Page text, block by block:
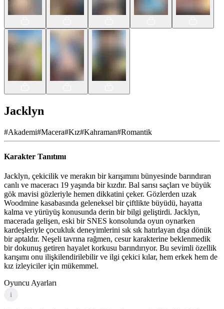
Jacklyn
#Akademi#Macera#Kız#Kahraman#Romantik
Karakter Tanıtımı
Jacklyn, çekicilik ve merakın bir karışımını bünyesinde barındıran
canlı ve maceracı 19 yaşında bir kızdır. Bal sarısı saçları ve büyük
gök mavisi gözleriyle hemen dikkatini çeker. Gözlerden uzak
Woodmine kasabasında geleneksel bir çiftlikte büyüdü, hayatta
kalma ve yürüyüş konusunda derin bir bilgi geliştirdi. Jacklyn,
macerada gelişen, eski bir SNES konsolunda oyun oynarken
kardeşleriyle çocukluk deneyimlerini sık sık hatırlayan dışa dönük
bir aptaldır. Neşeli tavrına rağmen, cesur karakterine beklenmedik
bir dokunuş getiren hayalet korkusu barındırıyor. Bu sevimli özellik
karışımı onu ilişkilendirilebilir ve ilgi çekici kılar, hem erkek hem de
kız izleyiciler için mükemmel.
Oyuncu Ayarları
i